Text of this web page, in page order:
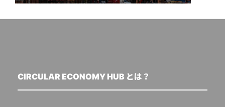
CIRCULAR ECONOMY HUB とは？